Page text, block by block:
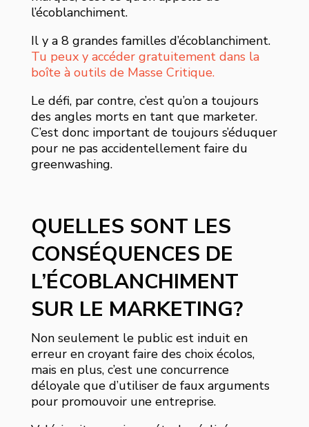
l’écoblanchiment.
Il y a 8 grandes familles d’écoblanchiment.
Tu peux y accéder gratuitement dans la
boîte à outils de Masse Critique.
Le défi, par contre, c’est qu’on a toujours
des angles morts en tant que marketer.
C’est donc important de toujours s’éduquer
pour ne pas accidentellement faire du
greenwashing.
QUELLES SONT LES
CONSÉQUENCES DE
L’ÉCOBLANCHIMENT
SUR LE MARKETING?
Non seulement le public est induit en
erreur en croyant faire des choix écolos,
mais en plus, c’est une concurrence
déloyale que d’utiliser de faux arguments
pour promouvoir une entreprise.